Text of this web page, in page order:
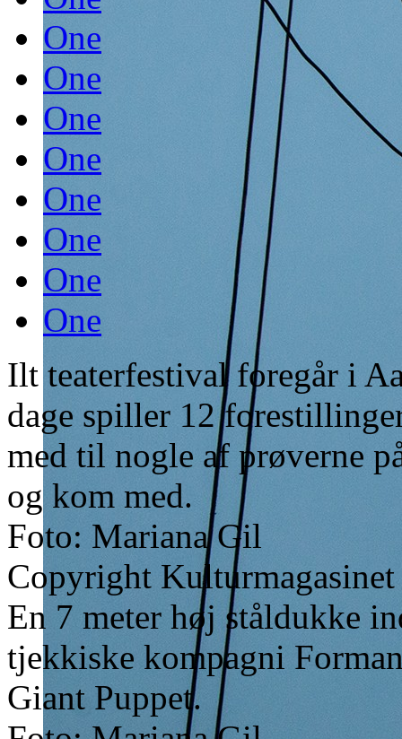
One
One
One
One
One
One
One
One
Ilt teaterfestival foregår i
dage spiller 12
med til nogle af prøverne
og kom med.
Foto: Mariana Gil
Copyright
En 7 meter høj ståldukke
tjekkiske kompagni
Giant Puppet.